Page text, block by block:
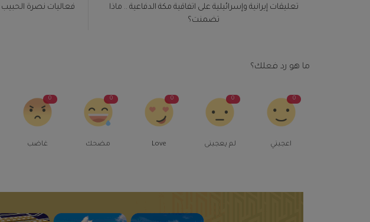
تعليقات إيرانية وإسرائيلية على اتفاقية مكة الدفاعية .. ماذا
تضمنت؟
ما هو رد فعلك؟
0
اعجبني
0
لم يعجبنى
0
Love
0
مضحك
0
غاضب